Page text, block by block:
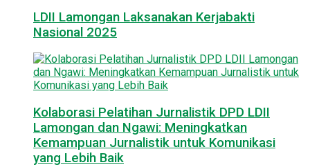
LDII Lamongan Laksanakan Kerjabakti
Nasional 2025
Kolaborasi Pelatihan Jurnalistik DPD LDII
Lamongan dan Ngawi: Meningkatkan
Kemampuan Jurnalistik untuk Komunikasi
yang Lebih Baik